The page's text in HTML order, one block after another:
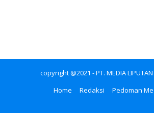
copyright @2021 - PT. MEDIA
Home
Redaksi Pedoman